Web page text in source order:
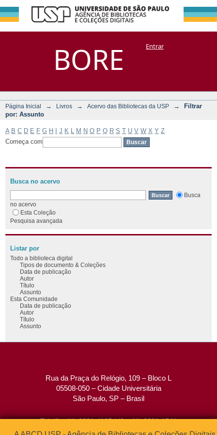
BORE
Filtrar por:
Assunto
DSpace/Manakin + CoriscoEntrar
Página Inicial → Livros → Acervo das Bibliotecas da USP →
Filtrar
por: Assunto
A B C D E F G H J K M N O P Q R S T U V W X Y Z
Começa com
Busca no acervo
Busca
no acervo
Esta Coleção
Pesquisa avançada
Listar por
Todo a biblioteca digital
Tipos de documento & Coleções
Data de publicação
Autor
Título
Assunto
Esta Comunidade
Data de publicação
Autor
Título
Assunto
Rua da Praça do Relógio, 109 – Bloco L
05508-050 – Cidade Universitária
São Paulo, SP – Brasil
Tel: (0xx11) 3091-4195 / (0xx11) 3091-1541
Fax: (0xx11) 3091-1567